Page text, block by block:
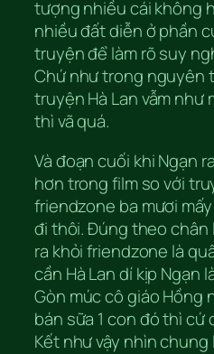
tượng nhiều cái không
nhiều đất diễn ở phần
truyện để làm rõ suy
Chứ như trong nguyên
truyện Hà Lan vẫm như
thì vã quá.
Và đoạn cuối khi Ngạn
hơn trong film so với
friendzone ba mươi
đi thôi. Đúng theo
ra khỏi friendzone là
cần Hà Lan dí kịp Ngạn
Gòn múc cô giáo Hồng
bán sữa 1 con đó thì cứ
Kết như vậy nhìn chung